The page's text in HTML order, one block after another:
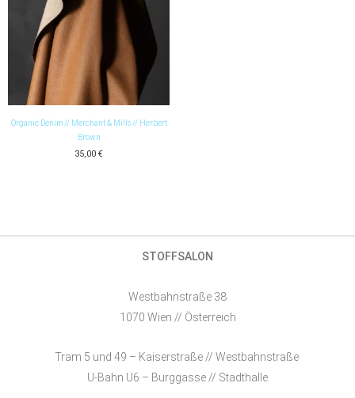
Organic Denim // Merchant & Mills // Herbert
Brown
35,00 €
STOFFSALON
Westbahnstraße 38
1070 Wien // Österreich
Tram 5 und 49 – Kaiserstraße // Westbahnstraße
U-Bahn U6 – Burggasse // Stadthalle